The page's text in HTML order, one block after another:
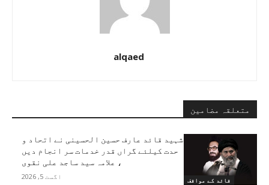
alqaed
متعلقہ مضامین
قائد کے مواقف
شہید قائد عارف حسین الحسینی نے اتحاد و
حدت کیلئے گراں قدر خدمات سر انجام دیں
، علامہ سید ساجد علی نقوی
اگست 5, 2026